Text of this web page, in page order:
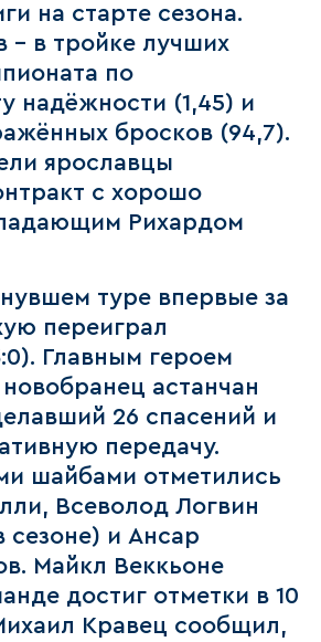
на старте сезона.
– в тройке лучших
по
надёжности (1,45) и
бросков (94,7).
ярославцы
с хорошо
Рихардом
туре впервые за
переиграл
Главным героем
астанчан
26 спасений и
передачу.
шайбами отметились
Всеволод Логвин
сезоне) и Ансар
Майкл Веккьоне
достиг отметки в 10
Кравец сообщил,